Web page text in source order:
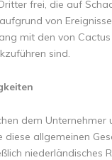
frei, die auf
von
mit den von
sind.
dem Unternehmer
diese allgemeinen
niederländisches